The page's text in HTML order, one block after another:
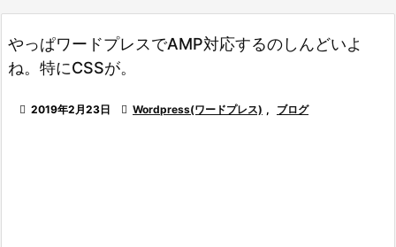
やっぱワードプレスでAMP対応するのしんどいよ
ね。特にCSSが。
 2019年2月23日  Wordpress(ワードプレス) , ブログ